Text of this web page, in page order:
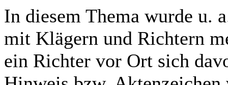
In diesem Thema wurde u.
mit Klägern und Richtern
ein Richter vor Ort sich